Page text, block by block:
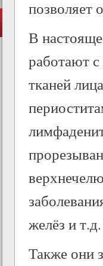
позволяет
В
работают
тканей
желёз и т.д.
Также они